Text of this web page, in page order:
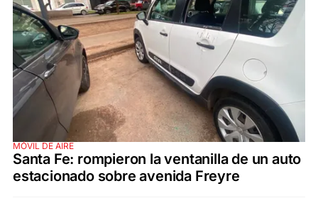
MÓVIL DE AIRE
Santa Fe: rompieron la ventanilla de un auto
estacionado sobre avenida Freyre